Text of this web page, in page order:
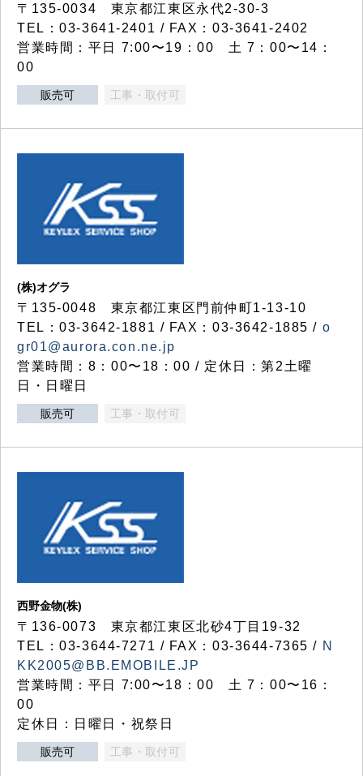
〒135-0034 東京都江東区永代2-30-3
TEL：03-3641-2401 / FAX：03-3641-2402
営業時間：平日 7:00〜19：00 土 7：00〜14：
00
販売可 工事・取付可
(株)オグラ
〒135-0048 東京都江東区門前仲町1-13-10
TEL：03-3642-1881 / FAX：03-3642-1885 / o
gr01@aurora.con.ne.jp
営業時間：8：00〜18：00 / 定休日：第2土曜
日・日曜日
販売可 工事・取付可
西野金物(株)
〒136-0073 東京都江東区北砂4丁目19-32
TEL：03‐3644‐7271 / FAX：03-3644-7365 / N
KK2005@BB.EMOBILE.JP
営業時間：平日 7:00〜18：00 土 7：00〜16：
00
定休日：日曜日・祝祭日
販売可 工事・取付可